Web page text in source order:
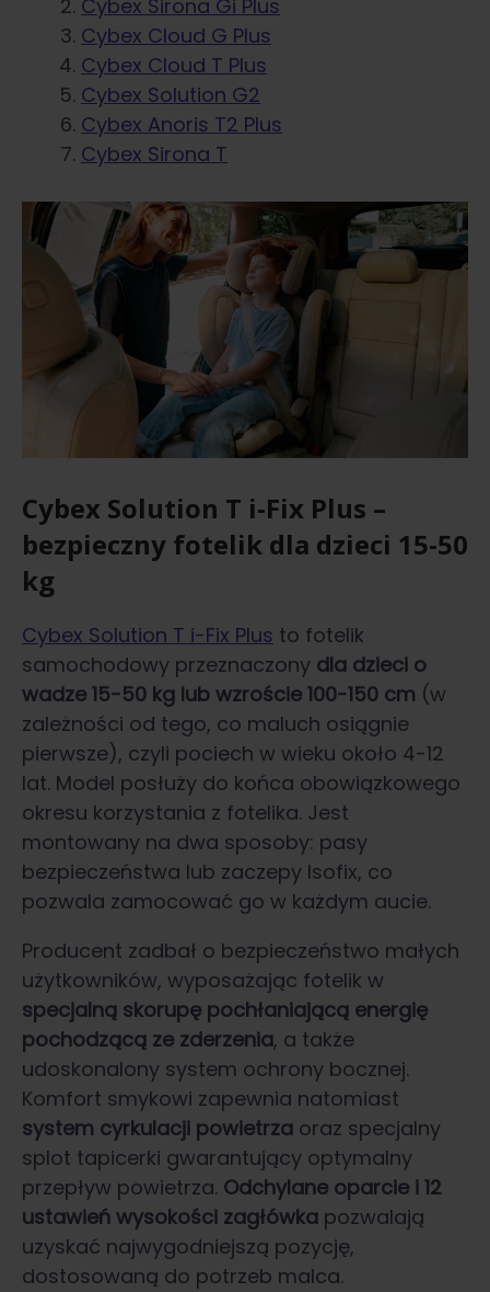
Cybex Sirona Gi Plus
Cybex Cloud G Plus
Cybex Cloud T Plus
Cybex Solution G2
Cybex Anoris T2 Plus
Cybex Sirona T
Cybex Solution T i-Fix Plus –
bezpieczny fotelik dla dzieci 15-50
kg
Cybex Solution T i-Fix Plus to fotelik
samochodowy przeznaczony dla dzieci o
wadze 15-50 kg lub wzroście 100-150 cm (w
zależności od tego, co maluch osiągnie
pierwsze), czyli pociech w wieku około 4-12
lat. Model posłuży do końca obowiązkowego
okresu korzystania z fotelika. Jest
montowany na dwa sposoby: pasy
bezpieczeństwa lub zaczepy Isofix, co
pozwala zamocować go w każdym aucie.
Producent zadbał o bezpieczeństwo małych
użytkowników, wyposażając fotelik w
specjalną skorupę pochłaniającą energię
pochodzącą ze zderzenia, a także
udoskonalony system ochrony bocznej.
Komfort smykowi zapewnia natomiast
system cyrkulacji powietrza oraz specjalny
splot tapicerki gwarantujący optymalny
przepływ powietrza. Odchylane oparcie i 12
ustawień wysokości zagłówka pozwalają
uzyskać najwygodniejszą pozycję,
dostosowaną do potrzeb malca.